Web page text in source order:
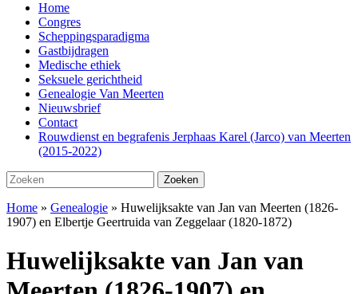
Home
Congres
Scheppingsparadigma
Gastbijdragen
Medische ethiek
Seksuele gerichtheid
Genealogie Van Meerten
Nieuwsbrief
Contact
Rouwdienst en begrafenis Jerphaas Karel (Jarco) van Meerten
(2015-2022)
Zoeken
naar:
Zoeken
Home » Genealogie » Huwelijksakte van Jan van Meerten (1826-
1907) en Elbertje Geertruida van Zeggelaar (1820-1872)
Huwelijksakte van Jan van